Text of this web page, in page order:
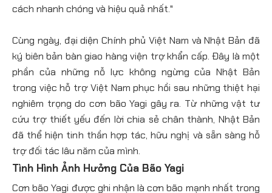
cách nhanh chóng và hiệu quả nhất."
Cùng ngày, đại diện Chính phủ Việt Nam và Nhật Bản đã
ký biên bản bàn giao hàng viện trợ khẩn cấp. Đây là một
phần của những nỗ lực không ngừng của Nhật Bản
trong việc hỗ trợ Việt Nam phục hồi sau những thiệt hại
nghiêm trọng do cơn bão Yagi gây ra. Từ những vật tư
cứu trợ thiết yếu đến lời chia sẻ chân thành, Nhật Bản
đã thể hiện tinh thần hợp tác, hữu nghị và sẵn sàng hỗ
trợ đối tác lâu năm của mình.
Tình Hình Ảnh Hưởng Của Bão Yagi
Cơn bão Yagi được ghi nhận là cơn bão mạnh nhất trong